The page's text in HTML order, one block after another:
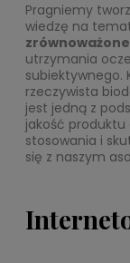
Pragniemy
wiedzę na
utrzymania
subiektywnego.
rzeczywista
jest jedną z
jakość
stosowania i
się z naszym